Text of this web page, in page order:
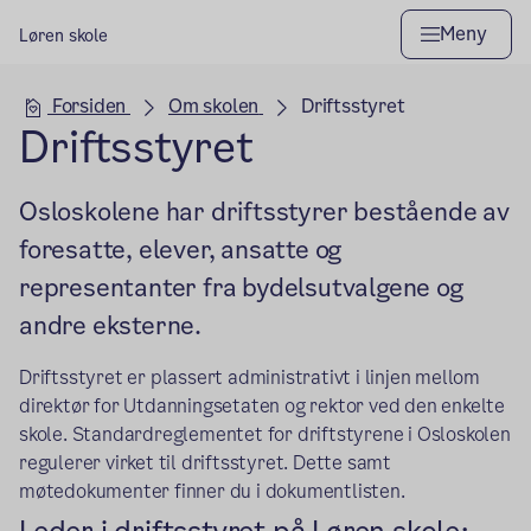
Løren skole Meny
Hovedseksjon
Forsiden Om skolen Driftsstyret
Driftsstyret
Osloskolene har driftsstyrer bestående av
foresatte, elever, ansatte og
representanter fra bydelsutvalgene og
andre eksterne.
Driftsstyret er plassert administrativt i linjen mellom
direktør for Utdanningsetaten og rektor ved den enkelte
skole. Standardreglementet for driftstyrene i Osloskolen
regulerer virket til driftsstyret. Dette samt
møtedokumenter finner du i dokumentlisten.